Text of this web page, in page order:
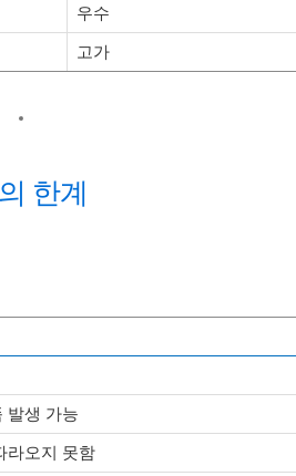
우수
고가
한계
발생 가능
라오지 못함